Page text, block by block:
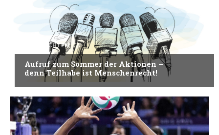
NACHRICHTEN
Aufruf zum Sommer der Aktionen –
denn Teilhabe ist Menschenrecht!